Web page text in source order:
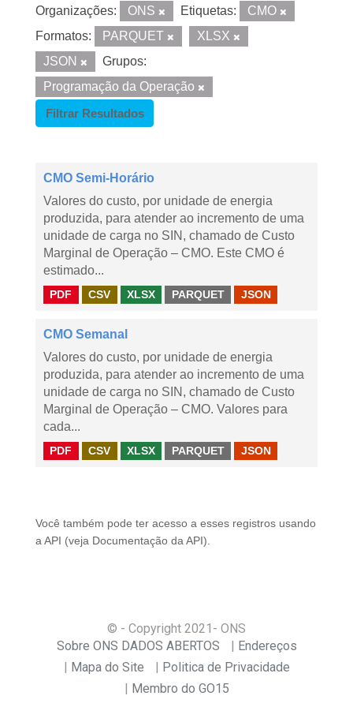
Organizações: ONS Etiquetas:
CMO
Formatos:
PARQUET
XLSX
JSON
Grupos:
Programação da Operação
Filtrar Resultados
CMO Semi-Horário
Valores do custo, por unidade de energia
produzida, para atender ao incremento de uma
unidade de carga no SIN, chamado de Custo
Marginal de Operação – CMO. Este CMO é
estimado...
PDF CSV XLSX PARQUET JSON
CMO Semanal
Valores do custo, por unidade de energia
produzida, para atender ao incremento de uma
unidade de carga no SIN, chamado de Custo
Marginal de Operação – CMO. Valores para
cada...
PDF CSV XLSX PARQUET JSON
Você também pode ter acesso a esses registros usando
a API (veja Documentação da API ).
© - Copyright 2021 - ONS
Sobre ONS DADOS ABERTOS
Endereços
Mapa do Site
Politica de Privacidade
Membro do GO15